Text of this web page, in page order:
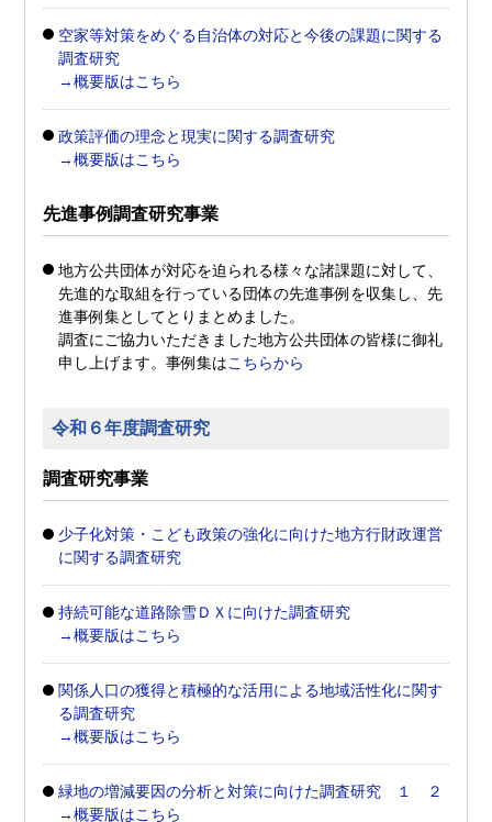
空家等対策をめぐる自治体の対応と今後の課題に関する
調査研究
→概要版はこちら
政策評価の理念と現実に関する調査研究
→概要版はこちら
先進事例調査研究事業
地方公共団体が対応を迫られる様々な諸課題に対して、
先進的な取組を行っている団体の先進事例を収集し、先
進事例集としてとりまとめました。
調査にご協力いただきました地方公共団体の皆様に御礼
申し上げます。事例集はこちらから
令和６年度調査研究
調査研究事業
少子化対策・こども政策の強化に向けた地方行財政運営
に関する調査研究
持続可能な道路除雪ＤＸに向けた調査研究
→概要版はこちら
関係人口の獲得と積極的な活用による地域活性化に関す
る調査研究
→概要版はこちら
緑地の増減要因の分析と対策に向けた調査研究 １
２
→概要版はこちら